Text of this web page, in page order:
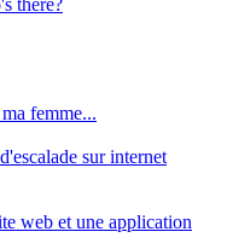
femme...
sur internet
web et une application